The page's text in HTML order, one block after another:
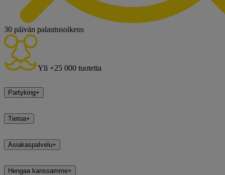
30 päivän palautusoikeus
Yli +25 000 tuotetta
Partyking+
Tietoa+
Asiakaspalvelu+
Hengaa kanssamme+